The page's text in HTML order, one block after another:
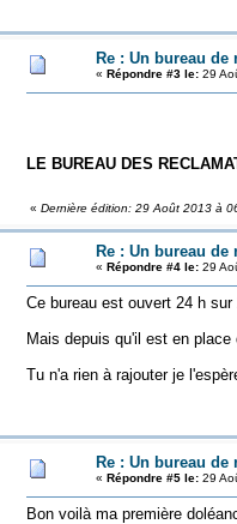
Re : Un bureau
« Répondre #3 le:29
LE BUREAU DES
« Dernière édition: 29 Août 2013 à
Re : Un bureau
« Répondre #4 le:29
Ce bureau est ouvert 24 h sur
Mais depuis qu'il est en
Tu n'a rien à rajouter je
Re : Un bureau
« Répondre #5 le:29
Bon voilà ma première